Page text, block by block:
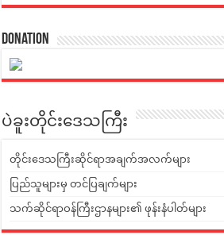
Donation
ပဲခူးတိုင်းဒေသကြီး
တိုင်းဒေသကြီးဆိုင်ရာအချက်အလက်များ
ပြည်သူများမှ တင်ပြချက်များ
သက်ဆိုင်ရာဝန်ကြီးဌာနများ၏ ဖုန်းနံပါတ်များ